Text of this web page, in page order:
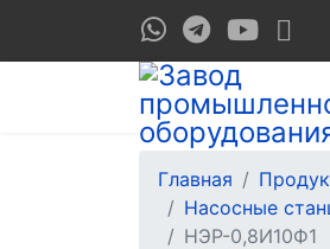
Главная
Насосные
НЭР-0,8И10Ф1